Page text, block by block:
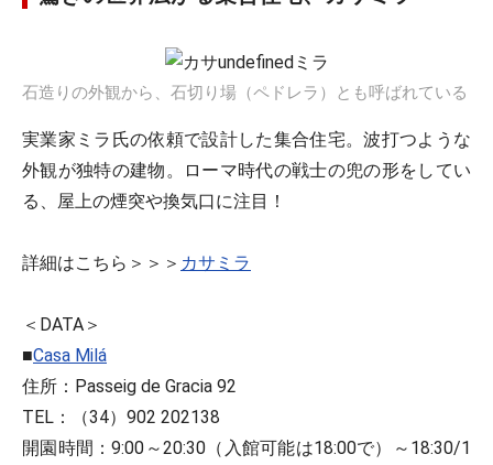
石造りの外観から、石切り場（ペドレラ）とも呼ばれている
実業家ミラ氏の依頼で設計した集合住宅。波打つような
外観が独特の建物。ローマ時代の戦士の兜の形をしてい
る、屋上の煙突や換気口に注目！
詳細はこちら＞＞＞ カサミラ
＜DATA＞
■Casa Milá
住所：Passeig de Gracia 92
TEL：（34）902 202138
開園時間：9:00～20:30（入館可能は18:00で）～18:30/1